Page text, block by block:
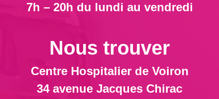
7h – 20h du lundi au vendredi
Nous trouver
Centre Hospitalier de Voiron
34 avenue Jacques Chirac